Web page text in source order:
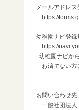
メールアドレ
https://
幼稚園ナビ登録
https://
幼稚園ナビか
お済でない方
お問い合わせ先
一般社団法人